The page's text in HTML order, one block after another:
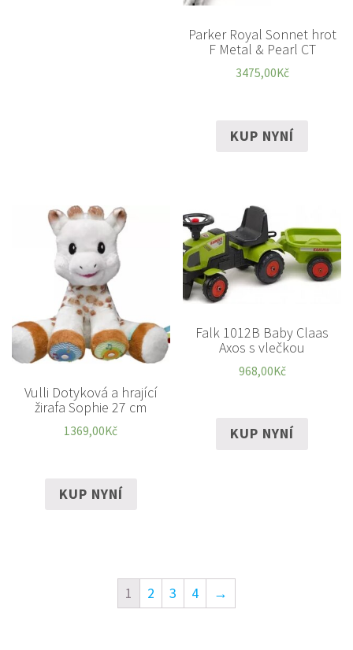
Parker Royal Sonnet hrot
F Metal & Pearl CT
3475,00Kč
KUP NYNÍ
Vulli Dotyková a hrající
žirafa Sophie 27 cm
1369,00Kč
KUP NYNÍ
Falk 1012B Baby Claas
Axos s vlečkou
968,00Kč
KUP NYNÍ
1 2 3 4 →